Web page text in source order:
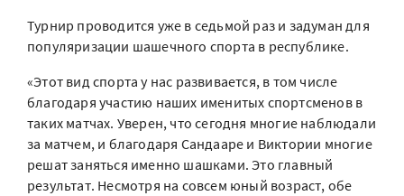
Турнир проводится уже в седьмой раз и задуман для
популяризации шашечного спорта в республике.
«Этот вид спорта у нас развивается, в том числе
благодаря участию наших именитых спортсменов в
таких матчах. Уверен, что сегодня многие наблюдали
за матчем, и благодаря Сандааре и Виктории многие
решат заняться именно шашками. Это главный
результат. Несмотря на совсем юный возраст, обе